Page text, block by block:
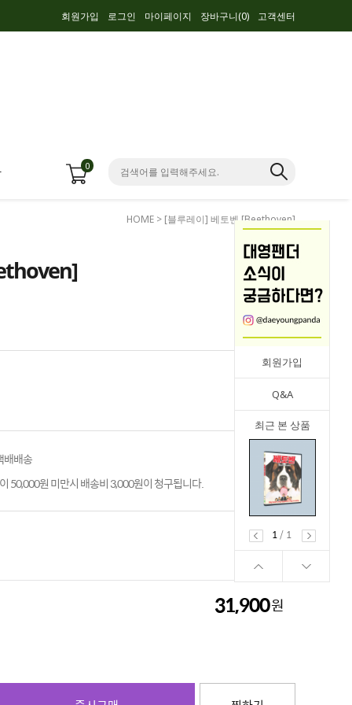
회원가입 로그인 마이페이지 장바구니(0) 고객센터
0
회원가입
Q&A
최근 본 상품
1
/ 1
HOME > [블루레이] 베토벤 [Beethoven]
배배송
50,000원 미만시 배송비 3,000원이 청구됩니다.
31,900원
31,900원